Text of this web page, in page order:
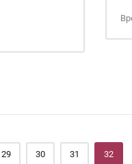
29 30 31 32